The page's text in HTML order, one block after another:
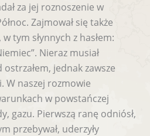
za jej roznoszenie w
Zajmował się także
tym słynnych z hasłem:
Nieraz musiał
jednak zawsze
W naszej rozmowie
w powstańczej
gazu. Pierwszą ranę odniósł,
przebywał, uderzyły